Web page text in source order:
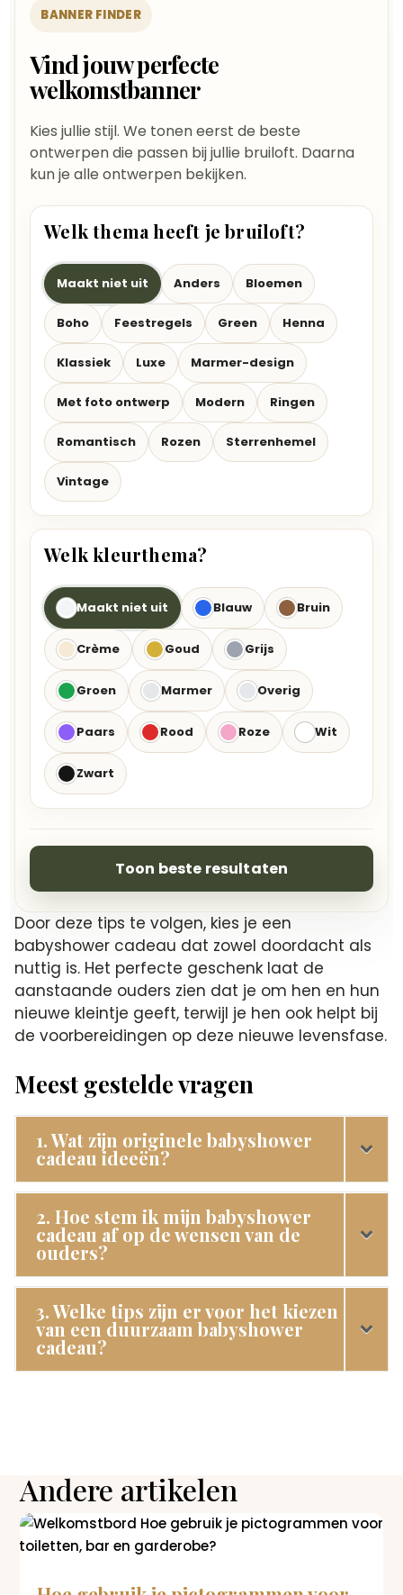
BANNER FINDER
Vind jouw perfecte
welkomstbanner
Kies jullie stijl. We tonen eerst de beste
ontwerpen die passen bij jullie bruiloft. Daarna
kun je alle ontwerpen bekijken.
Welk thema heeft je bruiloft?
Maakt niet uit Anders Bloemen
Boho Feestregels Green Henna
Klassiek Luxe Marmer-design
Met foto ontwerp Modern Ringen
Romantisch Rozen Sterrenhemel
Vintage
Welk kleurthema?
Maakt niet uit Blauw Bruin
Crème Goud Grijs
Groen Marmer Overig
Paars Rood Roze Wit
Zwart
Toon beste resultaten
Door deze tips te volgen, kies je een
babyshower cadeau dat zowel doordacht als
nuttig is.​ Het perfecte geschenk laat de
aanstaande ouders zien dat je om hen en hun
nieuwe kleintje geeft, terwijl je hen ook helpt bij
de voorbereidingen op deze nieuwe levensfase.​
Meest gestelde vragen
1. Wat zijn originele babyshower
cadeau ideeën?
2. Hoe stem ik mijn babyshower
cadeau af op de wensen van de
ouders?
3. Welke tips zijn er voor het kiezen
van een duurzaam babyshower
cadeau?
Andere artikelen